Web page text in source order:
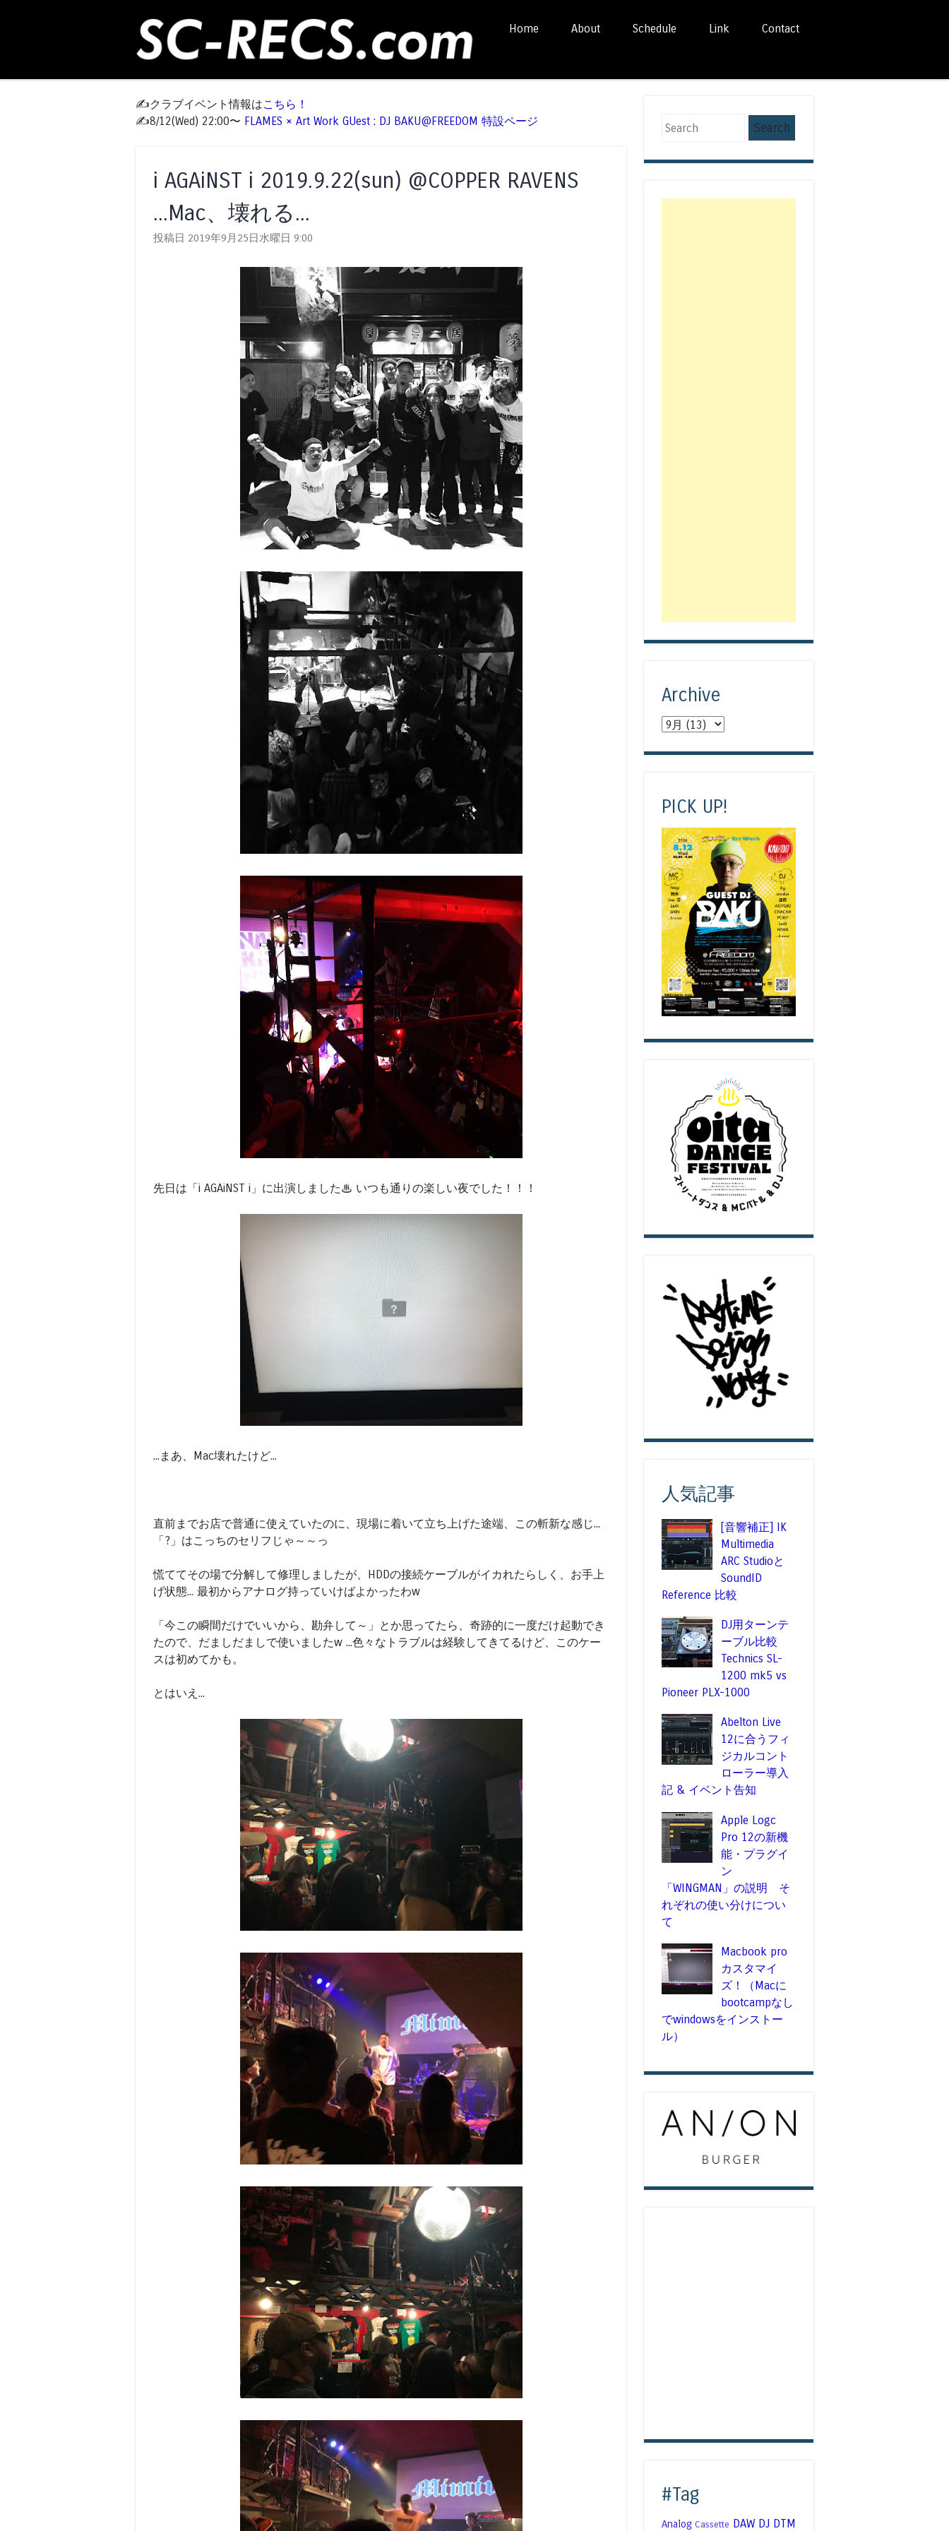
Skip to content
Home About Schedule Link Contact
✍️クラブイベント情報はこちら！
✍️8/12(Wed) 22:00〜 FLAMES × Art Work GUest : DJ BAKU@FREEDOM 特設ページ
i AGAiNST i 2019.9.22(sun) @COPPER RAVENS
...Mac、壊れる...
投稿日 2019年9月25日水曜日 9:00
先日は「i AGAiNST i」に出演しました♨ いつも通りの楽しい夜でした！！！
...まあ、Mac壊れたけど...
直前までお店で普通に使えていたのに、現場に着いて立ち上げた途端、この斬新な感じ...
「?」はこっちのセリフじゃ～～っ
慌ててその場で分解して修理しましたが、HDDの接続ケーブルがイカれたらしく、お手上
げ状態... 最初からアナログ持っていけばよかったわw
「今この瞬間だけでいいから、勘弁して～」とか思ってたら、奇跡的に一度だけ起動でき
たので、だましだましで使いましたw ...色々なトラブルは経験してきてるけど、このケー
スは初めてかも。
とはいえ...
Search
Archive
PICK UP!
人気記事
[音響補正] IK
Multimedia
ARC Studioと
SoundID
Reference 比較
DJ用ターンテ
ーブル比較
Technics SL-
1200 mk5 vs
Pioneer PLX-1000
Abelton Live
12に合うフィ
ジカルコント
ローラー導入
記 & イベント告知
Apple Logc
Pro 12の新機
能・プラグイ
ン
「WINGMAN」の説明 そ
れぞれの使い分けについ
て
Macbook pro
カスタマイ
ズ！（Macに
bootcampなし
でwindowsをインストー
ル）
#Tag
Analog Cassette DAW DJ DTM